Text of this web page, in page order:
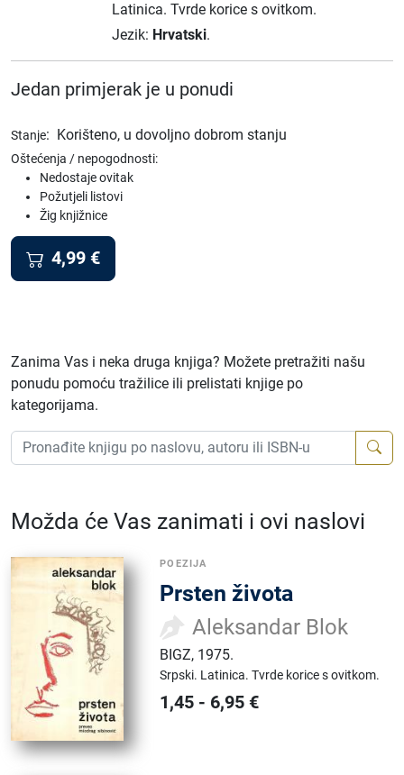
Latinica. Tvrde korice s ovitkom.
Jezik: Hrvatski.
Jedan primjerak je u ponudi
Stanje: Korišteno, u dovoljno dobrom stanju
Oštećenja / nepogodnosti:
Nedostaje ovitak
Požutjeli listovi
Žig knjižnice
4,99 €
Zanima Vas i neka druga knjiga? Možete pretražiti našu
ponudu pomoću tražilice ili prelistati knjige po
kategorijama.
Možda će Vas zanimati i ovi naslovi
POEZIJA
Prsten života
Aleksandar Blok
BIGZ, 1975.
Srpski. Latinica.Tvrde korice s ovitkom.
1,45 - 6,95 €